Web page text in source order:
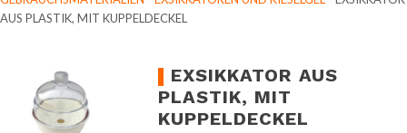
AUS PLASTIK, MIT KUPPELDECKEL
EXSIKKATOR AUS
PLASTIK, MIT
KUPPELDECKEL